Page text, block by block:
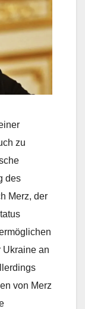
zu
des
Merz, der
Ukraine an
von Merz